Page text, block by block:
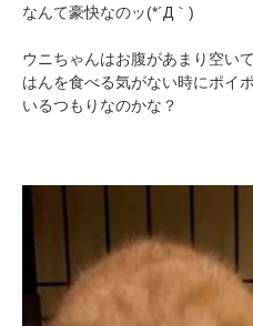
なんて豪快なのッ(*´Д｀)
ウニちゃんはお腹があまり空い
はんを食べる気がない時にポイ
いるつもりなのかな？